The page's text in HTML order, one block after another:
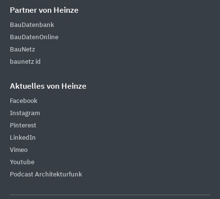
Partner von Heinze
BauDatenbank
BauDatenOnline
BauNetz
baunetz id
Aktuelles von Heinze
Facebook
Instagram
Pinterest
LinkedIn
Vimeo
Youtube
Podcast Architekturfunk